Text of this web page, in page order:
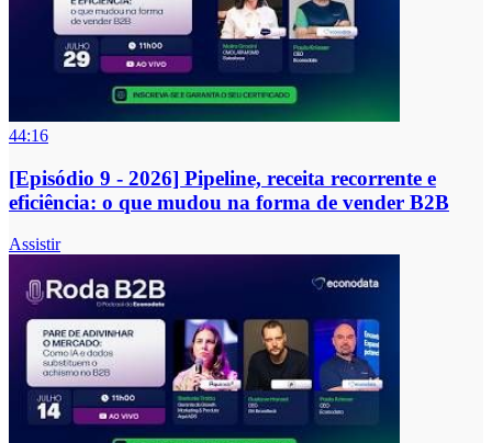
44:16
[Episódio 9 - 2026] Pipeline, receita recorrente e
eficiência: o que mudou na forma de vender B2B
Assistir